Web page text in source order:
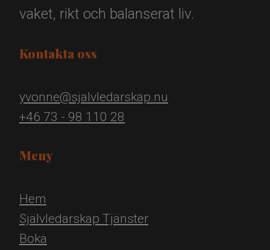
vaket, rikt och balanserat liv.
Kontakta oss
yvonne@sjalvledarskap.nu
+46 73 - 98 110 28
Meny
Hem
Självledarskap Tjänster
Boka